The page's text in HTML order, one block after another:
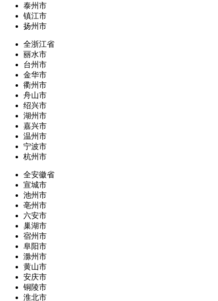
泰州市
镇江市
扬州市
全浙江省
丽水市
台州市
金华市
衢州市
舟山市
绍兴市
湖州市
嘉兴市
温州市
宁波市
杭州市
全安徽省
宣城市
池州市
亳州市
六安市
巢湖市
宿州市
阜阳市
滁州市
黄山市
安庆市
铜陵市
淮北市